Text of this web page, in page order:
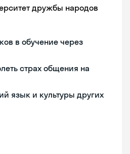
дружбы народов
в обучение через
страх общения на
язык и культуры других